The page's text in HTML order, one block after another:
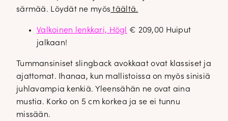
särmää. Löydät ne myös täältä.
Valkoinen lenkkari, Högl
€ 209,00 Huiput
jalkaan!
Tummansiniset slingback avokkaat ovat klassiset ja
ajattomat. Ihanaa, kun mallistoissa on myös sinisiä
juhlavampia kenkiä. Yleensähän ne ovat aina
mustia. Korko on 5 cm korkea ja se ei tunnu
missään.